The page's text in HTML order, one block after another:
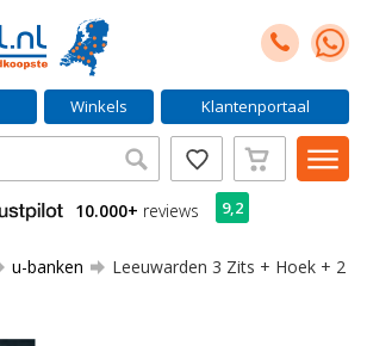
Winkels Klantenportaal
10.000+ reviews 9,2
u-banken
Leeuwarden 3 Zits + Hoek + 2